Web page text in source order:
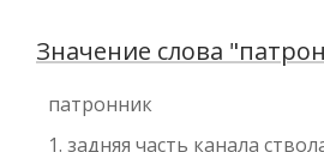
Значение слова
патронник
1. задняя часть канала